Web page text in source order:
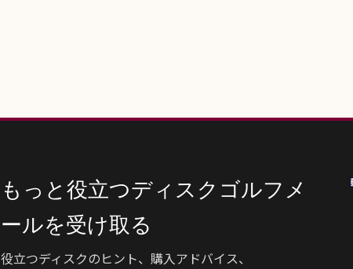
もっと役立つディスクゴルフメ
ールを受け取る
役立つディスクのヒント、購入アドバイス、